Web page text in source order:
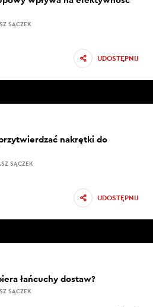
SĄCZEK
UDOSTĘPNIJ
nakrętki do
SĄCZEK
UDOSTĘPNIJ
łańcuchy dostaw?
SĄCZEK